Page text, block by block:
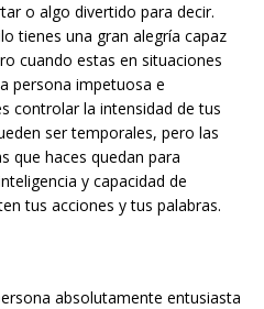
o algo divertido para decir.
tienes una gran alegría capaz
cuando estas en situaciones
persona impetuosa e
controlar la intensidad de tus
ser temporales, pero las
que haces quedan para
y capacidad de
tus acciones y tus palabras.
absolutamente entusiasta